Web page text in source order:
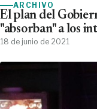
ARCHIVO
El plan del
"absorban" a los
18 de junio de 2021